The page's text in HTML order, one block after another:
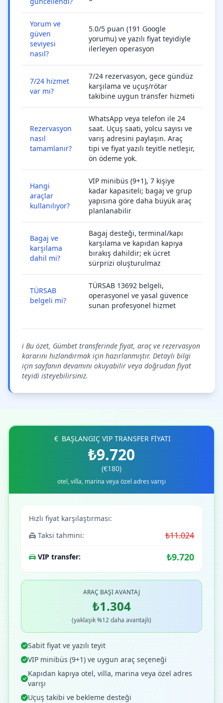
Yorum ve
güven
seviyesi
nasıl?
5.0/5 puan (191 Google
yorumu) ve yazılı fiyat teyidiyle
ilerleyen operasyon
7/24 hizmet
var mı?
7/24 rezervasyon, gece gündüz
karşılama ve uçuş/rötar
takibine uygun transfer hizmeti
Rezervasyon
nasıl
tamamlanır?
WhatsApp veya telefon ile 24
saat. Uçuş saati, yolcu sayısı ve
varış adresini paylaşın. Araç
tipi ve fiyat yazılı teyitle netleşir,
ön ödeme yok.
Hangi
araçlar
kullanılıyor?
VIP minibüs (9+1), 7 kişiye
kadar kapasiteli; bagaj ve grup
yapısına göre daha büyük araç
planlanabilir
Bagaj ve
karşılama
dahil mi?
Bagaj desteği, terminal/kapı
karşılama ve kapıdan kapıya
bırakış dahildir; ek ücret
sürprizi oluşturulmaz
TÜRSAB
belgeli mi?
TÜRSAB 13692 belgeli,
operasyonel ve yasal güvence
sunan profesyonel hizmet
ℹ️ Bu özet, Gümbet transferinde fiyat, araç ve rezervasyon
kararını hızlandırmak için hazırlanmıştır. Detaylı bilgi
için sayfanın devamını okuyabilir veya doğrudan fiyat
teyidi isteyebilirsiniz.
BAŞLANGIÇ VIP TRANSFER FİYATI
₺9.720
(€180)
otel, villa, marina veya özel adres varışı
Hızlı fiyat karşılaştırması:
Taksi tahmini:
₺11.024
VIP transfer: ₺9.720
ARAÇ BAŞI AVANTAJ
₺1.304
(yaklaşık %12 daha avantajlı)
Sabit fiyat ve yazılı teyit
VIP minibüs (9+1) ve uygun araç seçeneği
Kapıdan kapıya otel, villa, marina veya özel adres
varışı
Uçuş takibi ve bekleme desteği